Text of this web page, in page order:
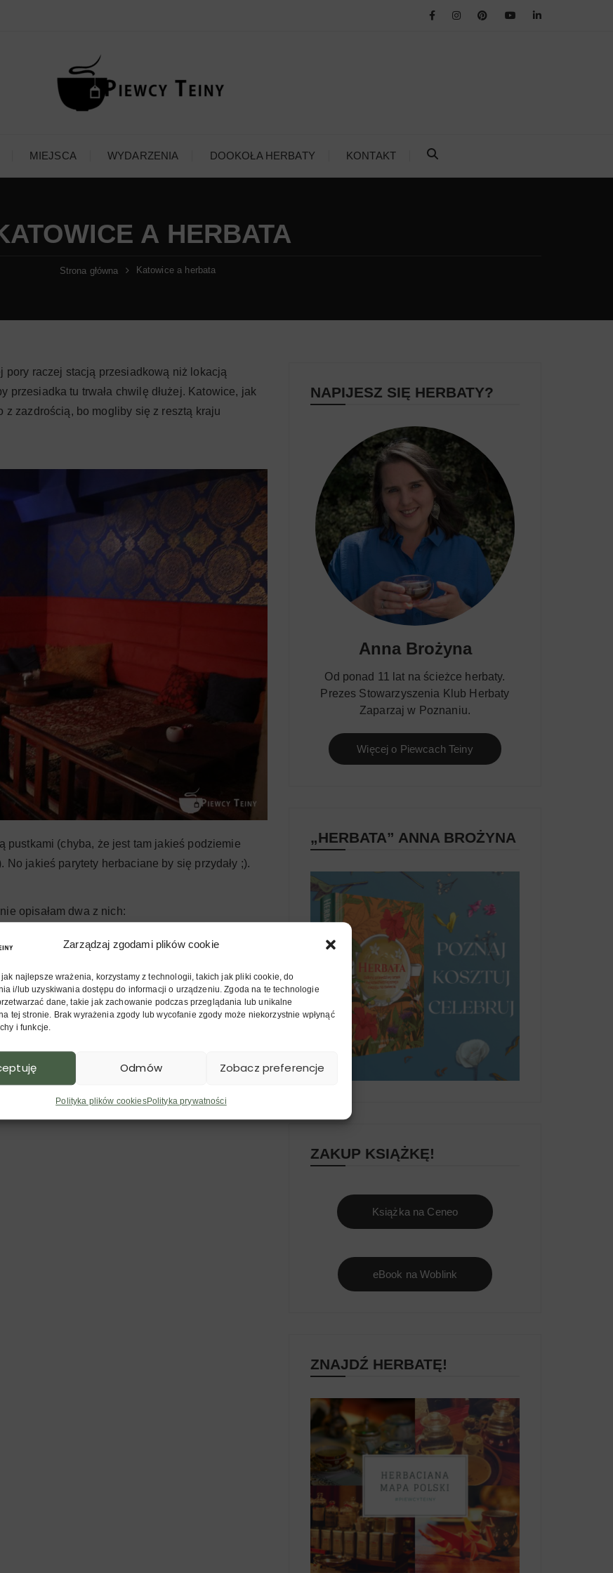
Zarządzaj zgodami plików cookie
najlepsze wrażenia, korzystamy z technologii, takich jak pliki cookie, do
i/lub uzyskiwania dostępu do informacji o urządzeniu. Zgoda na te technologie
dane, takie jak zachowanie podczas przeglądania lub unikalne
tej stronie. Brak wyrażenia zgody lub wycofanie zgody może niekorzystnie wpłynąć
i funkcje.
Odmów Zobacz preferencje
Polityka plików cookiesPolityka prywatności
MIEJSCA WYDARZENIA DOOKOŁA HERBATY KONTAKT
A HERBATA
Strona główna Katowice a herbata
pory raczej stacją przesiadkową niż lokacją
przesiadka tu trwała chwilę dłużej. Katowice, jak
zazdrością, bo mogliby się z resztą kraju
pustkami (chyba, że jest tam jakieś podziemie
jakieś parytety herbaciane by się przydały ;).
opisałam dwa z nich:
NAPIJESZ SIĘ HERBATY?
Anna Brożyna
Od ponad 11 lat na ścieżce herbaty.
Prezes Stowarzyszenia Klub Herbaty
Zaparzaj w Poznaniu.
Więcej o Piewcach Teiny
„HERBATA” ANNA BROŻYNA
ZAKUP KSIĄŻKĘ!
Książka na Ceneo
eBook na Woblink
ZNAJDŹ HERBATĘ!